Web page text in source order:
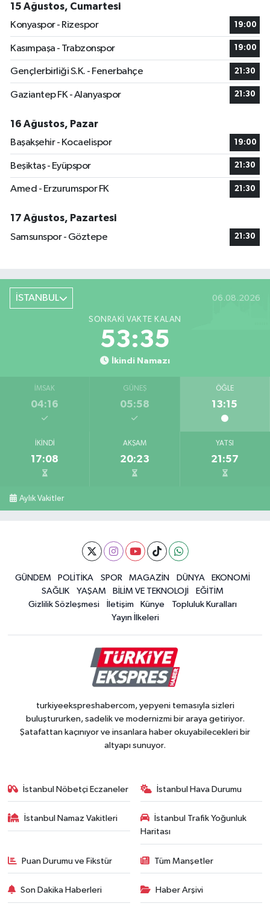
15 Ağustos, Cumartesi
Konyaspor - Rizespor
19:00
Kasımpaşa - Trabzonspor 19:00
Gençlerbirliği S.K. - Fenerbahçe 21:30
Gaziantep FK - Alanyaspor 21:30
16 Ağustos, Pazar
Başakşehir - Kocaelispor
19:00
Beşiktaş - Eyüpspor 21:30
Amed - Erzurumspor FK 21:30
17 Ağustos, Pazartesi
Samsunspor - Göztepe
21:30
İSTANBUL 06.08.2026
SONRAKI VAKTE KALAN
53:34
İkindi Namazı
İMSAK
04:16
GÜNEŞ
05:58
ÖĞLE
13:15
İKINDI
17:08
AKŞAM
20:23
YATSI
21:57
Aylık Vakitler
GÜNDEM POLİTİKA SPOR MAGAZİN DÜNYA
EKONOMİ
SAĞLIK
YAŞAM BİLİM VE TEKNOLOJİ
EĞİTİM
Gizlilik Sözleşmesi
İletişim Künye
Topluluk Kuralları
Yayın İlkeleri
turkiyeekspreshabercom, yepyeni temasıyla sizleri
buluştururken, sadelik ve modernizmi bir araya getiriyor.
Şatafattan kaçınıyor ve insanlara haber okuyabilecekleri bir
altyapı sunuyor.
İstanbul Nöbetçi Eczaneler İstanbul Hava Durumu
İstanbul Namaz Vakitleri
İstanbul Trafik Yoğunluk
Haritası
Puan Durumu ve Fikstür Tüm Manşetler
Son Dakika Haberleri Haber Arşivi